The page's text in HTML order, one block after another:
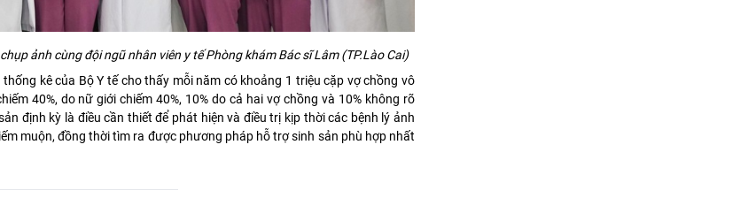
ảnh cùng đội ngũ nhân viên y tế Phòng khám Bácsĩ Lâm (TP.Lào Cai)
kê của Bộ Y tế cho thấy mỗi năm có khoảng 1 triệu cặp vợ chồng vô
40%, do nữ giới chiếm 40%, 10% do cả hai vợ chồng và 10% không rõ
định kỳ là điều cần thiết để phát hiện và điều trị kịp thời các bệnh lý ảnh
muộn, đồng thời tìm ra được phương pháp hỗ trợ sinh sản phù hợp nhất